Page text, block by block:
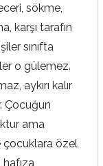
sökme,
karşı tarafın
sınıfta
o gülemez.
aykırı kalır
Çocuğun
ama
çocuklara özel